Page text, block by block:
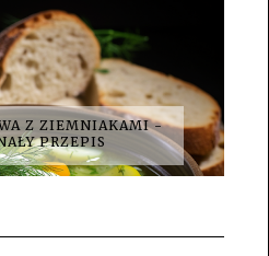
Z ZIEMNIAKAMI -
PRZEPIS